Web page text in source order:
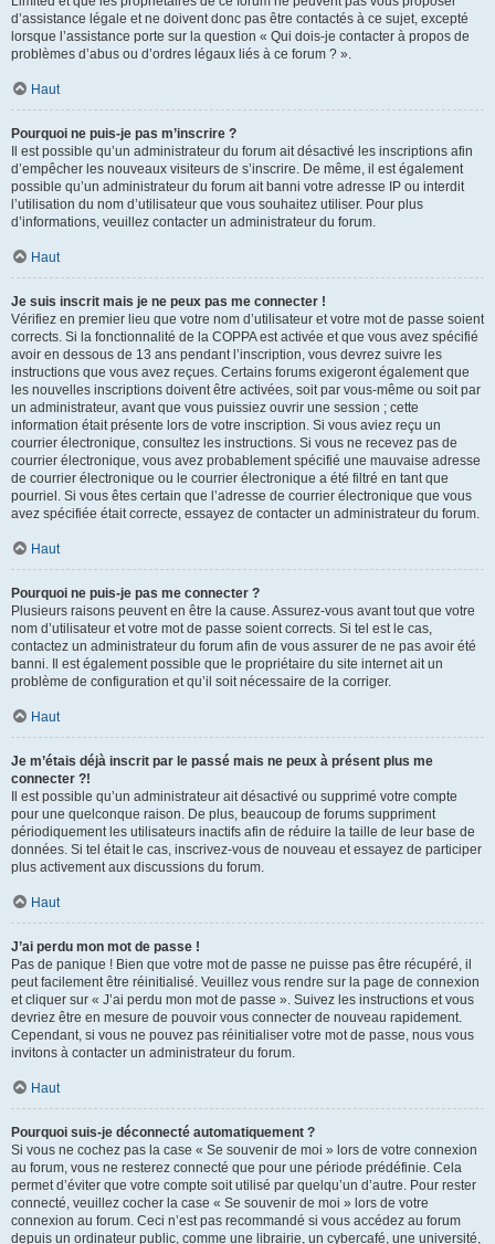
d’assistance légale et ne doivent donc pas être contactés à ce sujet, excepté
lorsque l’assistance porte sur la question « Qui dois-je contacter à propos de
problèmes d’abus ou d’ordres légaux liés à ce forum ? ».
Haut
Pourquoi ne puis-je pas m’inscrire ?
Il est possible qu’un administrateur du forum ait désactivé les inscriptions afin
d’empêcher les nouveaux visiteurs de s’inscrire. De même, il est également
possible qu’un administrateur du forum ait banni votre adresse IP ou interdit
l’utilisation du nom d’utilisateur que vous souhaitez utiliser. Pour plus
d’informations, veuillez contacter un administrateur du forum.
Haut
Je suis inscrit mais je ne peux pas me connecter !
Vérifiez en premier lieu que votre nom d’utilisateur et votre mot de passe soient
corrects. Si la fonctionnalité de la COPPA est activée et que vous avez spécifié
avoir en dessous de 13 ans pendant l’inscription, vous devrez suivre les
instructions que vous avez reçues. Certains forums exigeront également que
les nouvelles inscriptions doivent être activées, soit par vous-même ou soit par
un administrateur, avant que vous puissiez ouvrir une session ; cette
information était présente lors de votre inscription. Si vous aviez reçu un
courrier électronique, consultez les instructions. Si vous ne recevez pas de
courrier électronique, vous avez probablement spécifié une mauvaise adresse
de courrier électronique ou le courrier électronique a été filtré en tant que
pourriel. Si vous êtes certain que l’adresse de courrier électronique que vous
avez spécifiée était correcte, essayez de contacter un administrateur du forum.
Haut
Pourquoi ne puis-je pas me connecter ?
Plusieurs raisons peuvent en être la cause. Assurez-vous avant tout que votre
nom d’utilisateur et votre mot de passe soient corrects. Si tel est le cas,
contactez un administrateur du forum afin de vous assurer de ne pas avoir été
banni. Il est également possible que le propriétaire du site internet ait un
problème de configuration et qu’il soit nécessaire de la corriger.
Haut
Je m’étais déjà inscrit par le passé mais ne peux à présent plus me
connecter ?!
Il est possible qu’un administrateur ait désactivé ou supprimé votre compte
pour une quelconque raison. De plus, beaucoup de forums suppriment
périodiquement les utilisateurs inactifs afin de réduire la taille de leur base de
données. Si tel était le cas, inscrivez-vous de nouveau et essayez de participer
plus activement aux discussions du forum.
Haut
J’ai perdu mon mot de passe !
Pas de panique ! Bien que votre mot de passe ne puisse pas être récupéré, il
peut facilement être réinitialisé. Veuillez vous rendre sur la page de connexion
et cliquer sur « J’ai perdu mon mot de passe ». Suivez les instructions et vous
devriez être en mesure de pouvoir vous connecter de nouveau rapidement.
Cependant, si vous ne pouvez pas réinitialiser votre mot de passe, nous vous
invitons à contacter un administrateur du forum.
Haut
Pourquoi suis-je déconnecté automatiquement ?
Si vous ne cochez pas la case « Se souvenir de moi » lors de votre connexion
au forum, vous ne resterez connecté que pour une période prédéfinie. Cela
permet d’éviter que votre compte soit utilisé par quelqu’un d’autre. Pour rester
connecté, veuillez cocher la case « Se souvenir de moi » lors de votre
connexion au forum. Ceci n’est pas recommandé si vous accédez au forum
depuis un ordinateur public, comme une librairie, un cybercafé, une université,